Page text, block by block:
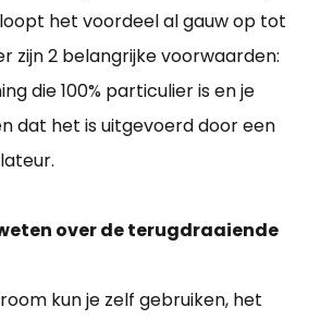
het voordeel al gauw op tot
zijn 2 belangrijke voorwaarden:
die 100% particulier is en je
dat het is uitgevoerd door een
over de terugdraaiende
kun je zelf gebruiken, het